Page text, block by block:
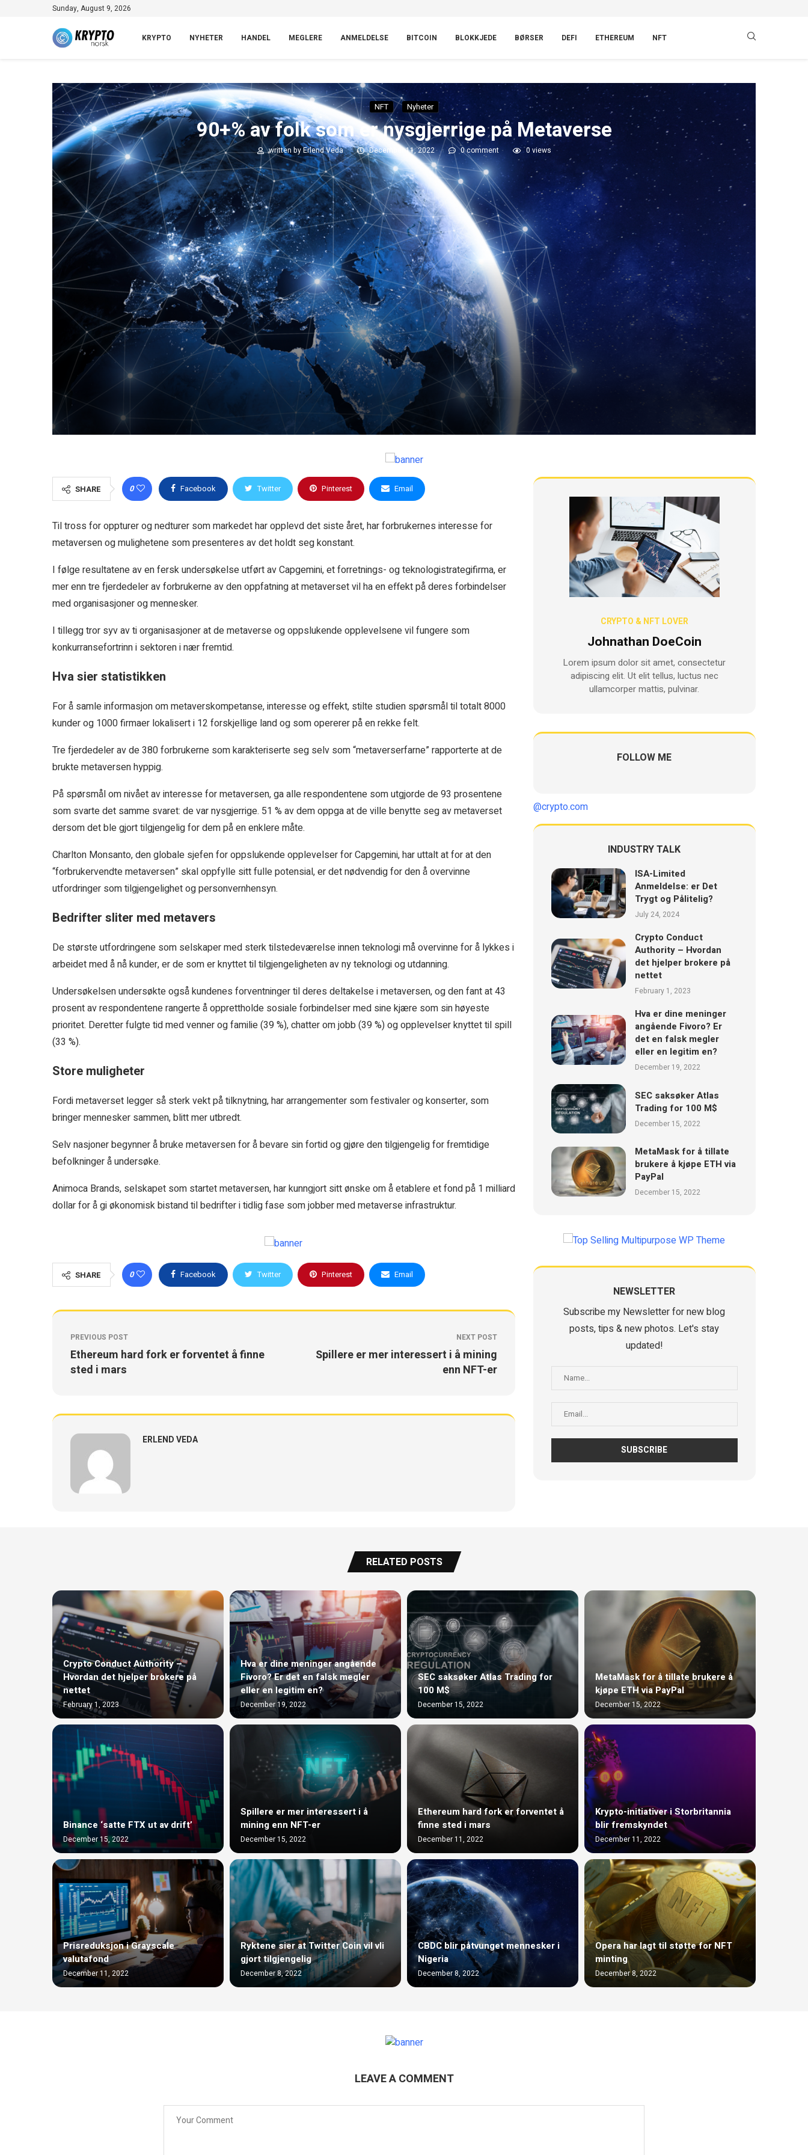
Sunday, August 9, 2026
KRYPTO NYHETER HANDEL MEGLERE ANMELDELSE BITCOIN BLOKKJEDE BØRSER DEFI ETHEREUM NFT
NFT Nyheter
90+% av folk som er nysgjerrige på Metaverse
written byErlend Veda December 11, 2022 0 comment 0 views
SHARE 0 Facebook Twitter Pinterest Email
Til tross for oppturer og nedturer som markedet har opplevd det siste året, har forbrukernes interesse for
metaversen og mulighetene som presenteres av det holdt seg konstant.
I følge resultatene av en fersk undersøkelse utført av Capgemini, et forretnings- og teknologistrategifirma, er
mer enn tre fjerdedeler av forbrukerne av den oppfatning at metaverset vil ha en effekt på deres forbindelser
med organisasjoner og mennesker.
I tillegg tror syv av ti organisasjoner at de metaverse og oppslukende opplevelsene vil fungere som
konkurransefortrinn i sektoren i nær fremtid.
Hva sier statistikken
For å samle informasjon om metaverskompetanse, interesse og effekt, stilte studien spørsmål til totalt 8000
kunder og 1000 firmaer lokalisert i 12 forskjellige land og som opererer på en rekke felt.
Tre fjerdedeler av de 380 forbrukerne som karakteriserte seg selv som “metaverserfarne” rapporterte at de
brukte metaversen hyppig.
På spørsmål om nivået av interesse for metaversen, ga alle respondentene som utgjorde de 93 prosentene
som svarte det samme svaret: de var nysgjerrige. 51 % av dem oppga at de ville benytte seg av metaverset
dersom det ble gjort tilgjengelig for dem på en enklere måte.
Charlton Monsanto, den globale sjefen for oppslukende opplevelser for Capgemini, har uttalt at for at den
“forbrukervendte metaversen” skal oppfylle sitt fulle potensial, er det nødvendig for den å overvinne
utfordringer som tilgjengelighet og personvernhensyn.
Bedrifter sliter med metavers
De største utfordringene som selskaper med sterk tilstedeværelse innen teknologi må overvinne for å lykkes i
arbeidet med å nå kunder, er de som er knyttet til tilgjengeligheten av ny teknologi og utdanning.
Undersøkelsen undersøkte også kundenes forventninger til deres deltakelse i metaversen, og den fant at 43
prosent av respondentene rangerte å opprettholde sosiale forbindelser med sine kjære som sin høyeste
prioritet. Deretter fulgte tid med venner og familie (39 %), chatter om jobb (39 %) og opplevelser knyttet til spill
(33 %).
Store muligheter
Fordi metaverset legger så sterk vekt på tilknytning, har arrangementer som festivaler og konserter, som
bringer mennesker sammen, blitt mer utbredt.
Selv nasjoner begynner å bruke metaversen for å bevare sin fortid og gjøre den tilgjengelig for fremtidige
befolkninger å undersøke.
Animoca Brands, selskapet som startet metaversen, har kunngjort sitt ønske om å etablere et fond på 1 milliard
dollar for å gi økonomisk bistand til bedrifter i tidlig fase som jobber med metaverse infrastruktur.
SHARE 0 Facebook Twitter Pinterest Email
PREVIOUS POST
Ethereum hard fork er forventet å finne
sted i mars
NEXT POST
Spillere er mer interessert i å mining
enn NFT-er
ERLEND VEDA
CRYPTO & NFT LOVER
Johnathan DoeCoin
Lorem ipsum dolor sit amet, consectetur
adipiscing elit. Ut elit tellus, luctus nec
ullamcorper mattis, pulvinar.
FOLLOW ME
@crypto.com
INDUSTRY TALK
ISA-Limited
Anmeldelse: er Det
Trygt og Pålitelig?
July 24, 2024
Crypto Conduct
Authority – Hvordan
det hjelper brokere på
nettet
February 1, 2023
Hva er dine meninger
angående Fivoro? Er
det en falsk megler
eller en legitim en?
December 19, 2022
SEC saksøker Atlas
Trading for 100 M$
December 15, 2022
MetaMask for å tillate
brukere å kjøpe ETH via
PayPal
December 15, 2022
NEWSLETTER
Subscribe my Newsletter for new blog
posts, tips & new photos. Let's stay
updated!
RELATED POSTS
Crypto Conduct Authority –
Hvordan det hjelper brokere på
nettet
February 1, 2023
Hva er dine meninger angående
Fivoro? Er det en falsk megler
eller en legitim en?
December 19, 2022
SEC saksøker Atlas Trading for
100 M$
December 15, 2022
MetaMask for å tillate brukere å
kjøpe ETH via PayPal
December 15, 2022
Binance ‘satte FTX ut av drift’
December 15, 2022
Spillere er mer interessert i å
mining enn NFT-er
December 15, 2022
Ethereum hard fork er forventet å
finne sted i mars
December 11, 2022
Krypto-initiativer i Storbritannia
blir fremskyndet
December 11, 2022
Prisreduksjon i Grayscale
valutafond
December 11, 2022
Ryktene sier at Twitter Coin vil vli
gjort tilgjengelig
December 8, 2022
CBDC blir påtvunget mennesker i
Nigeria
December 8, 2022
Opera har lagt til støtte for NFT
minting
December 8, 2022
LEAVE A COMMENT